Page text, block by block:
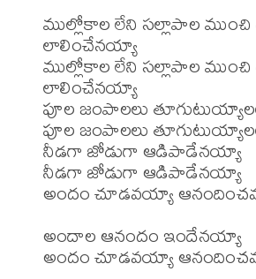
ముల్లోకాల లేని సల్లాపాల
లాలించేనయ్యా
ముల్లోకాల లేని సల్లాపాల
లాలించేనయ్యా
పూల జంపాలలు
పూల జంపాలలు
నీడగా జోడుగా ఆడిపాడేనయ్యా
నీడగా జోడుగా ఆడిపాడేనయ్యా
అందం చూడవయ్యా
అందాల ఆనందం ఇందేనయ్యా
అందం చూడవయ్యా